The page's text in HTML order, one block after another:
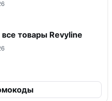
товары Revyline